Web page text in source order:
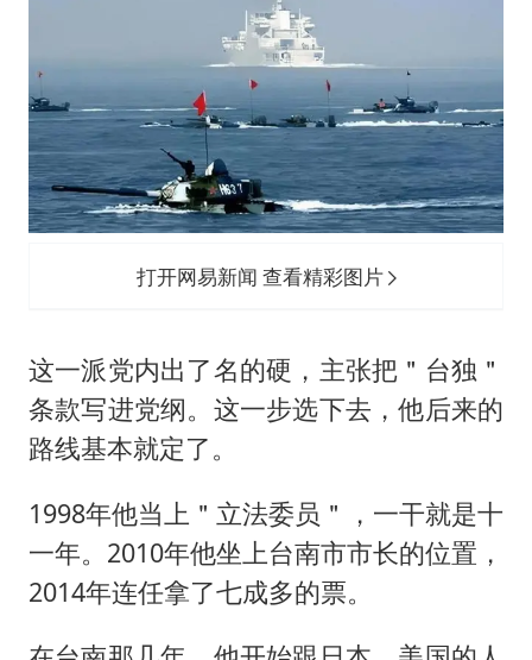
打开网易新闻 查看精彩图片
这一派党内出了名的硬，主张把＂台独＂
条款写进党纲。这一步选下去，他后来的
路线基本就定了。
1998年他当上＂立法委员＂，一干就是十
一年。2010年他坐上台南市市长的位置，
2014年连任拿了七成多的票。